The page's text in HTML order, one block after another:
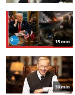
15 min
30 min